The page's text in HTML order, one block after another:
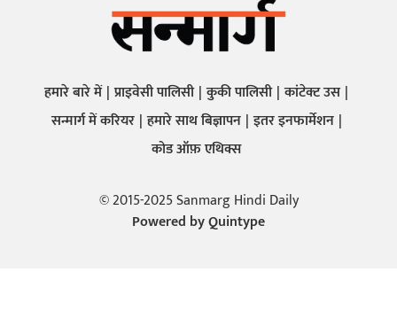
हमारे बारे में प्राइवेसी पालिसी कुकी पालिसी कांटेक्ट उस
सन्मार्ग में करियर हमारे साथ बिज्ञापन इतर इनफार्मेशन
कोड ऑफ़ एथिक्स
© 2015-2025 Sanmarg Hindi Daily
Powered byQuintype